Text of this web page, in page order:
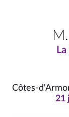
Côtes-
21